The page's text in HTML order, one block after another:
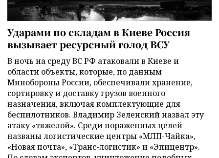
Ударами по складам в Киеве Россия
вызывает ресурсный голод ВСУ
В ночь на среду ВС РФ атаковали в Киеве и
области объекты, которые, по данным
Минобороны России, обеспечивали хранение,
сортировку и доставку грузов военного
назначения, включая комплектующие для
беспилотников. Владимир Зеленский назвал эту
атаку «тяжелой». Среди пораженных целей
названы логистические центры «МЛП-Чайка»,
«Новая почта», «Транс-логистик» и «Эпицентр».